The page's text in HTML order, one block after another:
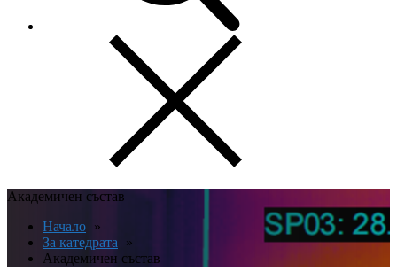
Академичен състав
Начало
За катедрата
Академичен състав